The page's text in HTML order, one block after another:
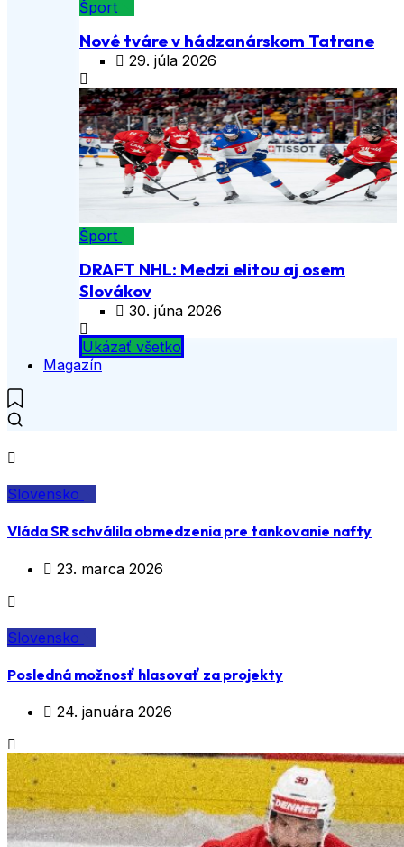
Šport
Nové tváre v hádzanárskom Tatrane
29. júla 2026
Šport
DRAFT NHL: Medzi elitou aj osem
Slovákov
30. júna 2026
Ukázať všetko
Magazín
Slovensko
Vláda SR schválila obmedzenia pre tankovanie nafty
23. marca 2026
Slovensko
Posledná možnosť hlasovať za projekty
24. januára 2026